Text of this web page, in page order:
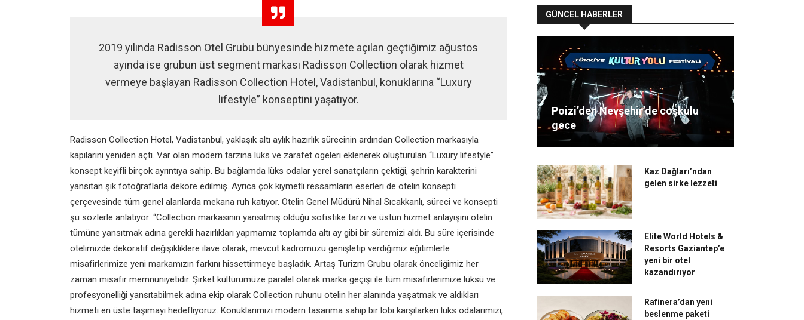
2019 yılında Radisson Otel Grubu bünyesinde hizmete açılan geçtiğimiz ağustos
ayında ise grubun üst segment markası Radisson Collection olarak hizmet
vermeye başlayan Radisson Collection Hotel, Vadistanbul, konuklarına “Luxury
lifestyle” konseptini yaşatıyor.
Radisson Collection Hotel, Vadistanbul, yaklaşık altı aylık hazırlık sürecinin ardından Collection markasıyla
kapılarını yeniden açtı. Var olan modern tarzına lüks ve zarafet ögeleri eklenerek oluşturulan “Luxury lifestyle”
konsept keyifli birçok ayrıntıya sahip. Bu bağlamda lüks odalar yerel sanatçıların çektiği, şehrin karakterini
yansıtan şık fotoğraflarla dekore edilmiş. Ayrıca çok kıymetli ressamların eserleri de otelin konsepti
çerçevesinde tüm genel alanlarda mekana ruh katıyor. Otelin Genel Müdürü Nihal Sıcakkanlı, süreci ve konsepti
şu sözlerle anlatıyor: “Collection markasının yansıtmış olduğu sofistike tarzı ve üstün hizmet anlayışını otelin
tümüne yansıtmak adına gerekli hazırlıkları yapmamız toplamda altı ay gibi bir süremizi aldı. Bu süre içerisinde
otelimizde dekoratif değişikliklere ilave olarak, mevcut kadromuzu genişletip verdiğimiz eğitimlerle
misafirlerimize yeni markamızın farkını hissettirmeye başladık. Artaş Turizm Grubu olarak önceliğimiz her
zaman misafir memnuniyetidir. Şirket kültürümüze paralel olarak marka geçişi ile tüm misafirlerimize lüksü ve
profesyonelliği yansıtabilmek adına ekip olarak Collection ruhunu otelin her alanında yaşatmak ve aldıkları
hizmeti en üste taşımayı hedefliyoruz. Konuklarımızı modern tasarıma sahip bir lobi karşılarken lüks odalarımızı,
GÜNCEL HABERLER
Poizi’den Nevşehir’de coşkulu
gece
Kaz Dağları’ndan
gelen sirke lezzeti
Elite World Hotels &
Resorts Gaziantep’e
yeni bir otel
kazandırıyor
Rafinera’dan yeni
beslenme paketi